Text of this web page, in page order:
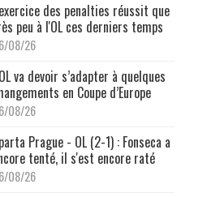
des penalties réussit que
peu à l'OL ces derniers temps
08/26
va devoir s’adapter à quelques
en Coupe d’Europe
08/26
Prague - OL (2-1) : Fonseca a
tenté, il s'est encore raté
08/26